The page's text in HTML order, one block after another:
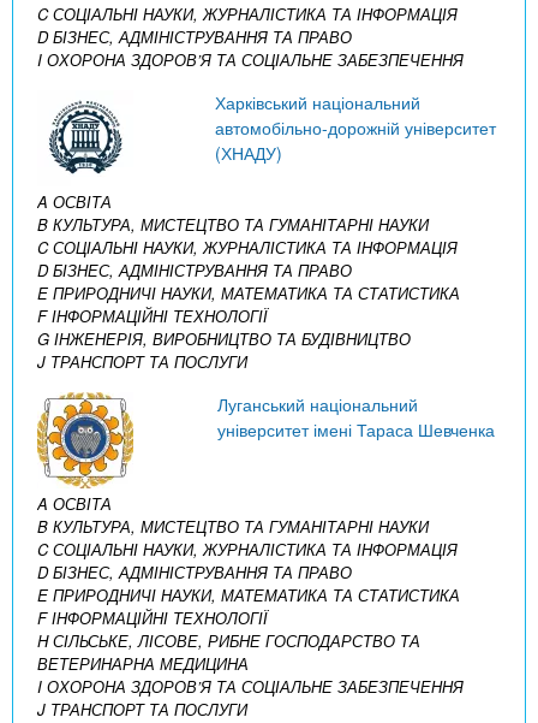
C СОЦІАЛЬНІ НАУКИ, ЖУРНАЛІСТИКА ТА ІНФОРМАЦІЯ
D БІЗНЕС, АДМІНІСТРУВАННЯ ТА ПРАВО
I ОХОРОНА ЗДОРОВ’Я ТА СОЦІАЛЬНЕ ЗАБЕЗПЕЧЕННЯ
Харківський національний
автомобільно-дорожній університет
(ХНАДУ)
A ОСВІТА
B КУЛЬТУРА, МИСТЕЦТВО ТА ГУМАНІТАРНІ НАУКИ
C СОЦІАЛЬНІ НАУКИ, ЖУРНАЛІСТИКА ТА ІНФОРМАЦІЯ
D БІЗНЕС, АДМІНІСТРУВАННЯ ТА ПРАВО
E ПРИРОДНИЧІ НАУКИ, МАТЕМАТИКА ТА СТАТИСТИКА
F ІНФОРМАЦІЙНІ ТЕХНОЛОГІЇ
G ІНЖЕНЕРІЯ, ВИРОБНИЦТВО ТА БУДІВНИЦТВО
J ТРАНСПОРТ ТА ПОСЛУГИ
Луганський національний
університет імені Тараса Шевченка
A ОСВІТА
B КУЛЬТУРА, МИСТЕЦТВО ТА ГУМАНІТАРНІ НАУКИ
C СОЦІАЛЬНІ НАУКИ, ЖУРНАЛІСТИКА ТА ІНФОРМАЦІЯ
D БІЗНЕС, АДМІНІСТРУВАННЯ ТА ПРАВО
E ПРИРОДНИЧІ НАУКИ, МАТЕМАТИКА ТА СТАТИСТИКА
F ІНФОРМАЦІЙНІ ТЕХНОЛОГІЇ
H СІЛЬСЬКЕ, ЛІСОВЕ, РИБНЕ ГОСПОДАРСТВО ТА
ВЕТЕРИНАРНА МЕДИЦИНА
I ОХОРОНА ЗДОРОВ’Я ТА СОЦІАЛЬНЕ ЗАБЕЗПЕЧЕННЯ
J ТРАНСПОРТ ТА ПОСЛУГИ